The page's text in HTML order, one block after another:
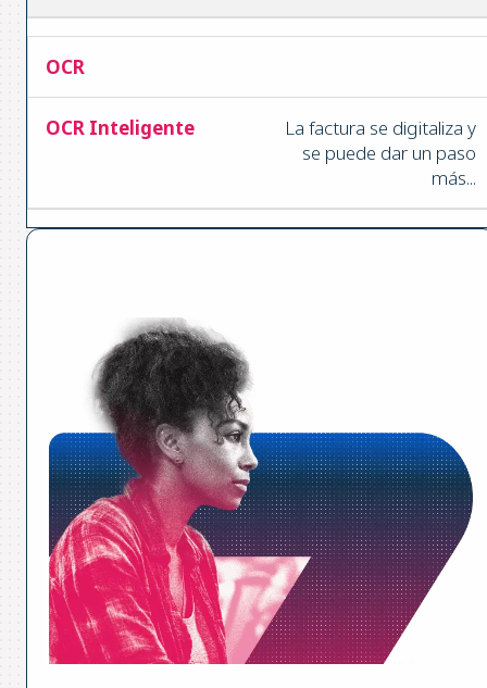
La factura se digitaliza y
se puede dar un paso
más...